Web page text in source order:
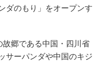
ダのもり」をオープンす
郷である中国・四川省
サーパンダや中国のキジ